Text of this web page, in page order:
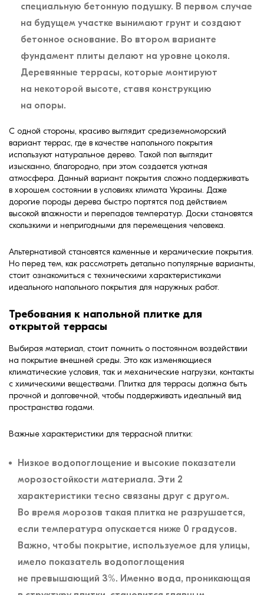
специальную бетонную подушку. В первом случае
на будущем участке вынимают грунт и создают
бетонное основание. Во втором варианте
фундамент плиты делают на уровне цоколя.
Деревянные террасы, которые монтируют
на некоторой высоте, ставя конструкцию
на опоры.
С одной стороны, красиво выглядит средиземноморский
вариант террас, где в качестве напольного покрытия
используют натуральное дерево. Такой пол выглядит
изысканно, благородно, при этом создается уютная
атмосфера. Данный вариант покрытия сложно поддерживать
в хорошем состоянии в условиях климата Украины. Даже
дорогие породы дерева быстро портятся под действием
высокой влажности и перепадов температур. Доски становятся
скользкими и непригодными для перемещения человека.
Альтернативой становятся каменные и керамические покрытия.
Но перед тем, как рассмотреть детально популярные варианты,
стоит ознакомиться с техническими характеристиками
идеального напольного покрытия для наружных работ.
Требования к напольной плитке для
открытой террасы
Выбирая материал, стоит помнить о постоянном воздействии
на покрытие внешней среды. Это как изменяющиеся
климатические условия, так и механические нагрузки, контакты
с химическими веществами. Плитка для террасы должна быть
прочной и долговечной, чтобы поддерживать идеальный вид
пространства годами.
Важные характеристики для террасной плитки:
Низкое водопоглощение и высокие показатели
морозостойкости материала. Эти 2
характеристики тесно связаны друг с другом.
Во время морозов такая плитка не разрушается,
если температура опускается ниже 0 градусов.
Важно, чтобы покрытие, используемое для улицы,
имело показатель водопоглощения
не превышающий 3%. Именно вода, проникающая